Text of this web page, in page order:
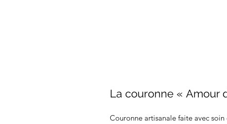
La couronne « Amour
Couronne artisanale faite avec